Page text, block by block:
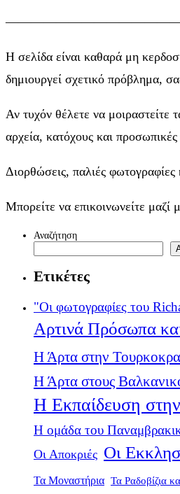
Η σελίδα είναι καθαρά μη
δημιουργεί σχετικό πρόβλημα,
Αν τυχόν θέλετε να
αρχεία, κατόχους και
Διορθώσεις, παλιές φωτογραφίες
Μπορείτε να επικοινωνείτε μαζί
Αναζήτηση
Ετικέτες
"Οι φωτογραφίες του
Αρτινά Πρόσωπα
Η Άρτα στην
Η Άρτα στους
Η Εκπαίδευση
Η ομάδα του
Οι Αποκριές Οι
Τα Μοναστήρια Τα Ραδοβίζια